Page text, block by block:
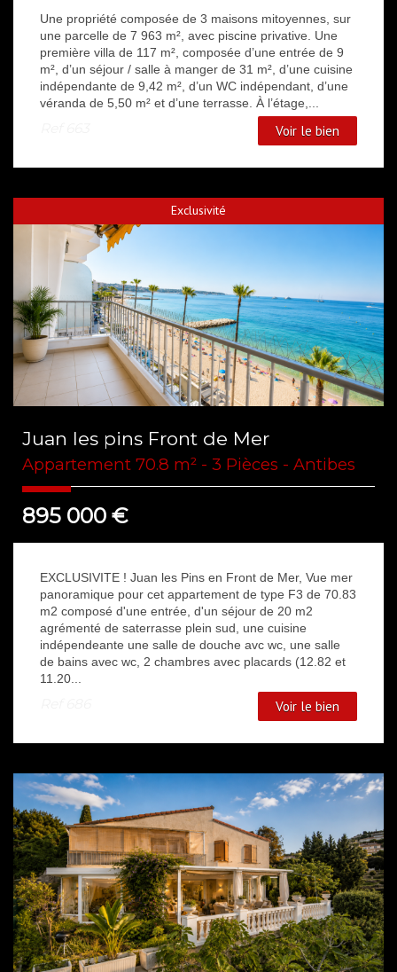
Une propriété composée de 3 maisons mitoyennes, sur
une parcelle de 7 963 m², avec piscine privative. Une
première villa de 117 m², composée d’une entrée de 9
m², d’un séjour / salle à manger de 31 m², d’une cuisine
indépendante de 9,42 m², d’un WC indépendant, d’une
véranda de 5,50 m² et d’une terrasse. À l’étage,...
Voir le bien
Exclusivité
Juan les pins Front de Mer
Appartement 70.8 m² - 3 Pièces - Antibes
895 000 €
EXCLUSIVITE ! Juan les Pins en Front de Mer, Vue mer
panoramique pour cet appartement de type F3 de 70.83
m2 composé d'une entrée, d'un séjour de 20 m2
agrémenté de saterrasse plein sud, une cuisine
indépendeante une salle de douche avc wc, une salle
de bains avec wc, 2 chambres avec placards (12.82 et
11.20...
Voir le bien